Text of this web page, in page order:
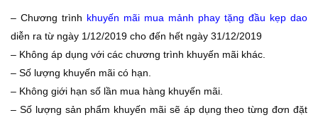
– Chương trình khuyến mãi mua mảnh phay tặng đầu kẹp dao
diễn ra từ ngày 1/12/2019 cho đến hết ngày 31/12/2019
– Không áp dụng với các chương trình khuyến mãi khác.
– Số lượng khuyến mãi có hạn.
– Không giới hạn số lần mua hàng khuyến mãi.
– Số lượng sản phẩm khuyến mãi sẽ áp dụng theo từng đơn đặt